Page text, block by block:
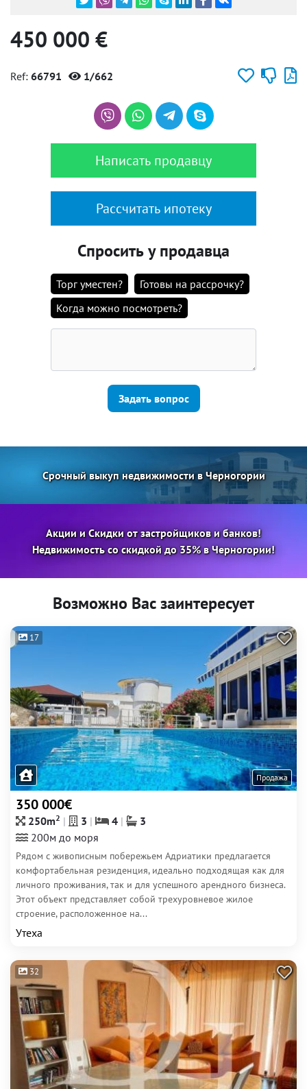
450 000 €
Ref: 66791 1/662
Написать продавцу
Рассчитать ипотеку
Спросить у продавца
Торг уместен?
Готовы на рассрочку?
Когда можно посмотреть?
Задать вопрос
Срочный выкуп недвижимости в Черногории
Акции и Скидки от застройщиков и банков!
Недвижимость со скидкой до 35% в Черногории!
Возможно Вас заинтересует
17
Продажа
350 000€
250m2 3 4
3
200м до моря
Рядом с живописным побережьем Адриатики предлагается
комфортабельная резиденция, идеально подходящая как для
личного проживания, так и для успешного арендного бизнеса.
Этот объект представляет собой трехуровневое жилое
строение, расположенное на...
Утеха
32